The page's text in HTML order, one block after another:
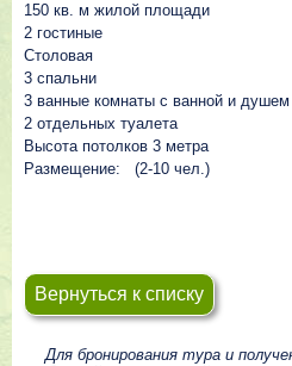
150 кв. м жилой площади
2 гостиные
Столовая
3 спальни
3 ванные комнаты с ванной и душем
2 отдельных туалета
Высота потолков 3 метра
Размещение: (2-10 чел.)
Вернуться к списку
Для бронирования тура и